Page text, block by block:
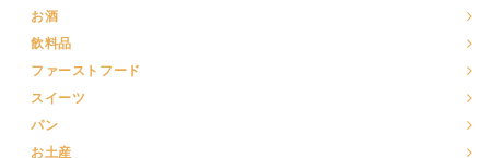
お酒
飲料品
ファーストフード
スイーツ
パン
お土産